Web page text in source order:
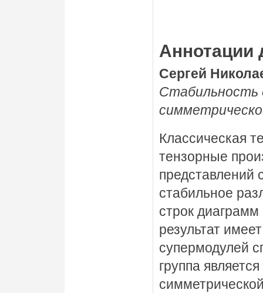
Аннотации
Сергей
Стабильность
Классическая
тензорные
представлений
стабильное
строк
результат
супермодулей
группа